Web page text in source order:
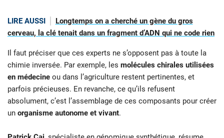
LIRE AUSSI
Longtemps on a cherché un gène du gros
cerveau, la clé tenait dans un fragment d’ADN qui ne code rien
Il faut préciser que ces experts ne s’opposent pas à toute la
chimie inversée. Par exemple, les molécules chirales utilisées
en médecine ou dans l’agriculture restent pertinentes, et
parfois précieuses. En revanche, ce qu’ils refusent
absolument, c’est l’assemblage de ces composants pour créer
un organisme autonome et vivant.